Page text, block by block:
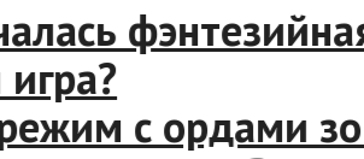
фэнтезийная
с ордами